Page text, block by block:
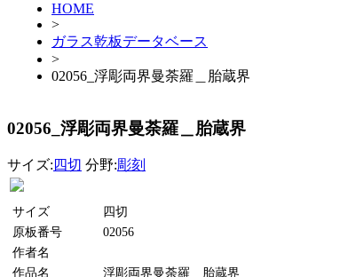
HOME
>
ガラス乾板データベース
>
02056_浮彫両界曼荼羅＿胎蔵界
02056_浮彫両界曼荼羅＿胎蔵界
サイズ: 四切 分野:彫刻
サイズ
四切
原板番号
02056
作者名
作品名
浮彫両界曼荼羅＿胎蔵界